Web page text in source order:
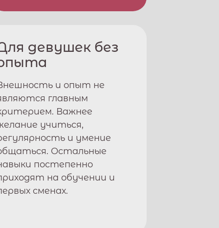
девушек без
и опыт не
главным
Важнее
учиться,
и умение
Остальные
постепенно
на обучении и
сменах.